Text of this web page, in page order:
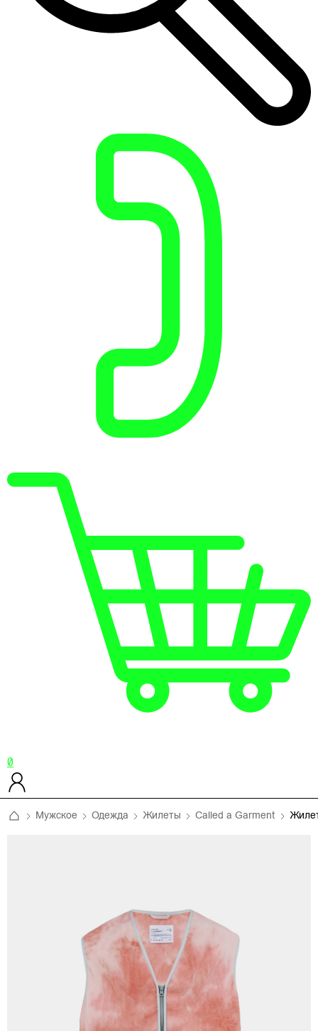
0
Мужское Одежда Жилеты Called a Garment